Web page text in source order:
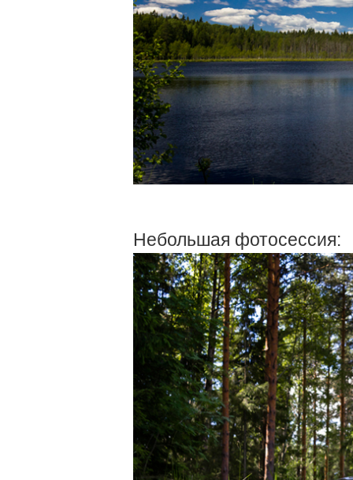
Небольшая фотосессия: